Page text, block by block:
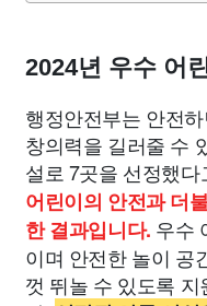
2024년 우수 어
행정안전부는 안전
창의력을 길러줄 수
설로 7곳을 선정했
어린이의 안전과 더
한 결과입니다. 우수
이며 안전한 놀이 공
껏 뛰놀 수 있도록